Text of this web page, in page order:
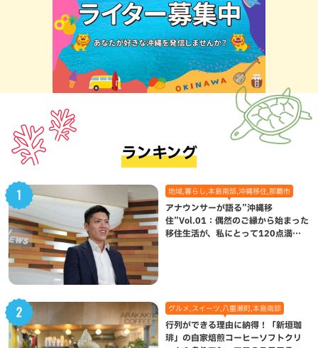
ランキング
地域,暮らし,本島南部,沖縄移住,那覇市
アナウンサーが語る”沖縄移
住”Vol.01：偶然のご縁から始まった
移住生活が、私にとって120点満点
グルメ,スイーツ,八重瀬町,本島南部
行列ができる理由に納得！「新垣珈
琲」の自家焙煎コーヒーソフトクリ